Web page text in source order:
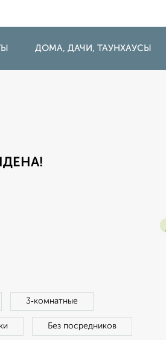
ДОМА, ДАЧИ, ТАУНХАУСЫ
3‑комнатные
Без посредников